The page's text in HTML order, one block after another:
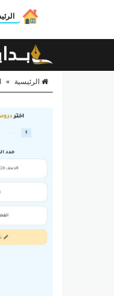
الرئيسية »